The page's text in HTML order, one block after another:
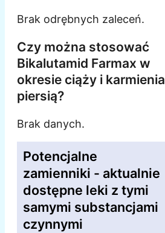
Brak odrębnych zaleceń.
Czy można stosować
Bikalutamid Farmax w
okresie ciąży i karmienia
piersią?
Brak danych.
Potencjalne
zamienniki - aktualnie
dostępne leki z tymi
samymi substancjami
czynnymi